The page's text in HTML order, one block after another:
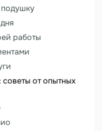
работы
от опытных